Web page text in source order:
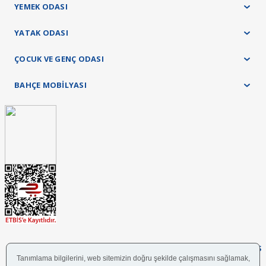
YEMEK ODASI
YATAK ODASI
ÇOCUK VE GENÇ ODASI
BAHÇE MOBİLYASI
FOLLOW US